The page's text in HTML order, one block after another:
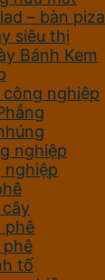
– bàn piza
siêu thị
Bánh Kem
nghiệp
nghiệp
nghiệp
phê
phê
tố